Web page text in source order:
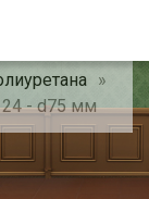
»
- d75 мм